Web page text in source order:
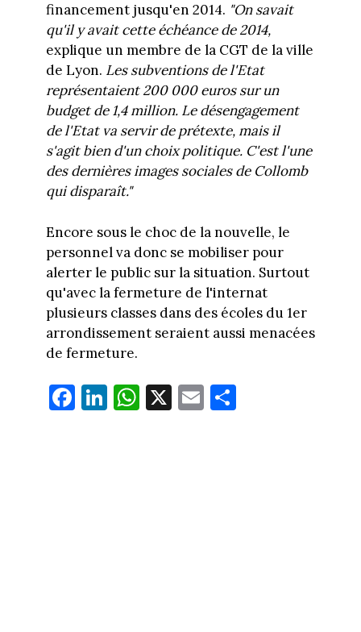
financement jusqu'en 2014. "On savait
qu'il y avait cette échéance de 2014,
explique un membre de la CGT de la ville
de Lyon. Les subventions de l'Etat
représentaient 200 000 euros sur un
budget de 1,4 million. Le désengagement
de l'Etat va servir de prétexte, mais il
s'agit bien d'un choix politique. C'est l'une
des dernières images sociales de Collomb
qui disparaît."
Encore sous le choc de la nouvelle, le
personnel va donc se mobiliser pour
alerter le public sur la situation. Surtout
qu'avec la fermeture de l'internat
plusieurs classes dans des écoles du 1er
arrondissement seraient aussi menacées
de fermeture.
Fa
ce
Li
nk
W
ha
X E
m
Pa